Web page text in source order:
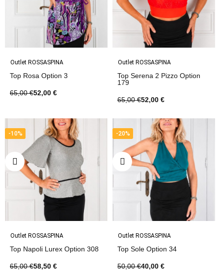
Outlet ROSSASPINA
Top Rosa Option 3
65,00 €52,00 €
Outlet ROSSASPINA
Top Serena 2 Pizzo Option
179
65,00 €52,00 €
-10%
Outlet ROSSASPINA
Top Napoli Lurex Option 308
65,00 €58,50 €
-20%
Outlet ROSSASPINA
Top Sole Option 34
50,00 €40,00 €